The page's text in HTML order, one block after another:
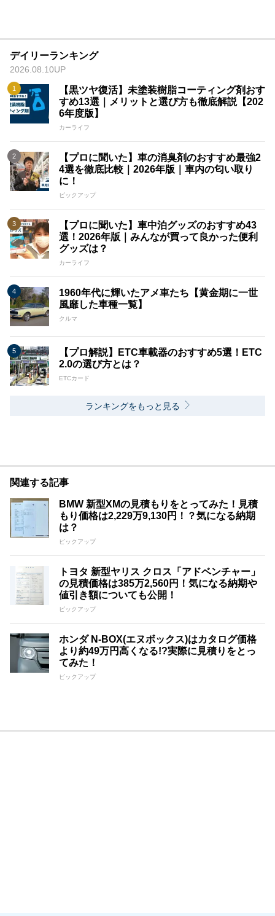
デイリーランキング
2026.08.10UP
【黒ツヤ復活】未塗装樹脂コーティング剤おす
すめ13選｜メリットと選び方も徹底解説【202
6年度版】
カーライフ
【プロに聞いた】車の消臭剤のおすすめ最強2
4選を徹底比較｜2026年版｜車内の匂い取り
に！
ピックアップ
【プロに聞いた】車中泊グッズのおすすめ43
選！2026年版｜みんなが買って良かった便利
グッズは？
カーライフ
1960年代に輝いたアメ車たち【黄金期に一世
風靡した車種一覧】
クルマ
【プロ解説】ETC車載器のおすすめ5選！ETC
2.0の選び方とは？
ETCカード
ランキングをもっと見る
関連する記事
BMW 新型XMの見積もりをとってみた！見積
もり価格は2,229万9,130円！？気になる納期
は？
ピックアップ
トヨタ 新型ヤリス クロス「アドベンチャー」
の見積価格は385万2,560円！気になる納期や
値引き額についても公開！
ピックアップ
ホンダ N-BOX(エヌボックス)はカタログ価格
より約49万円高くなる!?実際に見積りをとっ
てみた！
ピックアップ